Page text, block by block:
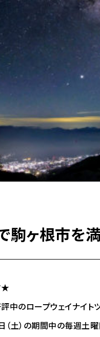
駒ヶ根市を
★
中のロープウェイナイト
（土）の期間中の毎週土